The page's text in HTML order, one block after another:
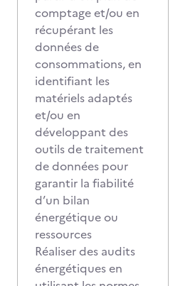
comptage et/ou en
récupérant les
données de
consommations, en
identifiant les
matériels adaptés
et/ou en
développant des
outils de traitement
de données pour
garantir la fiabilité
d’un bilan
énergétique ou
ressources
Réaliser des audits
énergétiques en